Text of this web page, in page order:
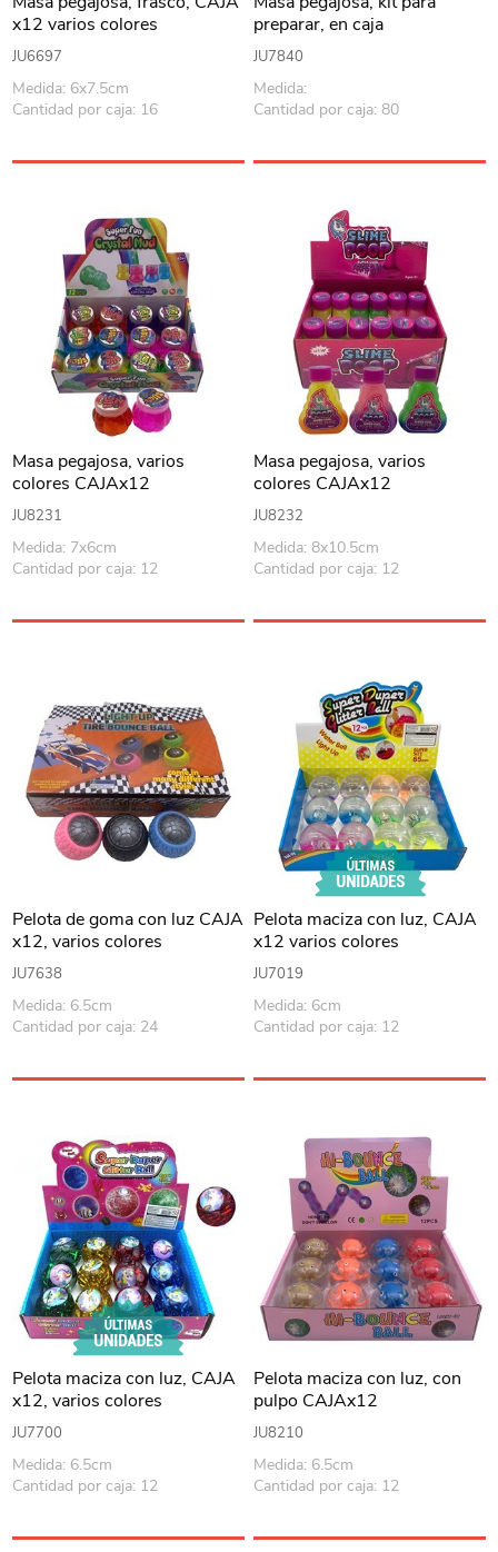
x12 varios colores
JU6697
Medida: 6x7.5cm
Cantidad por caja: 16
preparar, en caja
JU7840
Medida:
Cantidad por caja: 80
Masa pegajosa, varios
colores CAJAx12
JU8231
Medida: 7x6cm
Cantidad por caja: 12
Masa pegajosa, varios
colores CAJAx12
JU8232
Medida: 8x10.5cm
Cantidad por caja: 12
Pelota de goma con luz CAJA
x12, varios colores
JU7638
Medida: 6.5cm
Cantidad por caja: 24
Pelota maciza con luz, CAJA
x12 varios colores
JU7019
Medida: 6cm
Cantidad por caja: 12
Pelota maciza con luz, CAJA
x12, varios colores
JU7700
Medida: 6.5cm
Cantidad por caja: 12
Pelota maciza con luz, con
pulpo CAJAx12
JU8210
Medida: 6.5cm
Cantidad por caja: 12